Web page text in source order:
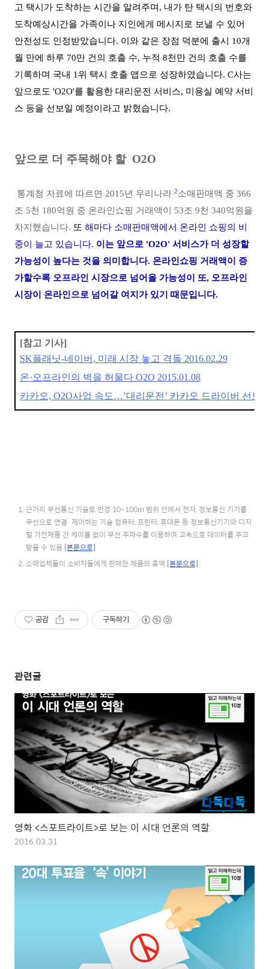
고 택시가 도착하는 시간을 알려주며, 내가 탄 택시의 번호와
도착예상시간을 가족이나 지인에게 메시지로 보낼 수 있어
안전성도 인정받았습니다. 이와 같은 장점 덕분에 출시 10개
월 만에 하루 70만 건의 호출 수, 누적 8천만 건의 호출 수를
기록하며 국내 1위 택시 호출 앱으로 성장하였습니다. C사는
앞으로도 'O2O'를 활용한 대리운전 서비스, 미 용실 예약 서비
스 등을 선보일 예정이라고 밝혔습니다.
앞으로 더 주목해야 할 O2O
통계청 자료에 따르면 2015년 우리나라 2소매판매액 중 366
조 5천 180억원 중 온라인쇼핑 거래액이 53조 9천 340억원을
차지했습니다. 또 해마다 소매판매액에서 온라인 쇼핑의 비
중이 늘고 있습니다. 이는 앞으로 'O2O' 서비스가 더 성장할
가능성이 높다는 것을 의미합니다. 온라인쇼핑 거래액이 증
가할수록 오프라인 시장으로 넘어올 가능성이 또, 오프라인
시장이 온라인으로 넘어갈 여지가 있기 때문입니다.
[참고 기사]
SK플래닛-네이버, 미래 시장 놓고 격돌 2016.02.29
온·오프라인의 벽을 허물다 O2O 2015.01.08
카카오, O2O사업 속도…’대리운전’ 카카오 드라이버 선보
근거리 무선통신 기술로 반경 10~100m 범위 안에서 전자, 정보통신 기기를
무선으로 연결·제어하는 기술 컴퓨터, 프린터, 휴대폰 등 정보통신기기와 디지
털 가전제품 간 케이블 없이 무선 주파수를 이용하여 고속으로 데이터를 주고
받을 수 있음 [본문으로]
소매업체들이 소비자들에게 판매한 제품의 총액 [본문으로]
공감 구독하기
관련글
영화 <스포트라이트>로 보는 이 시대 언론의 역할
2016.03.31